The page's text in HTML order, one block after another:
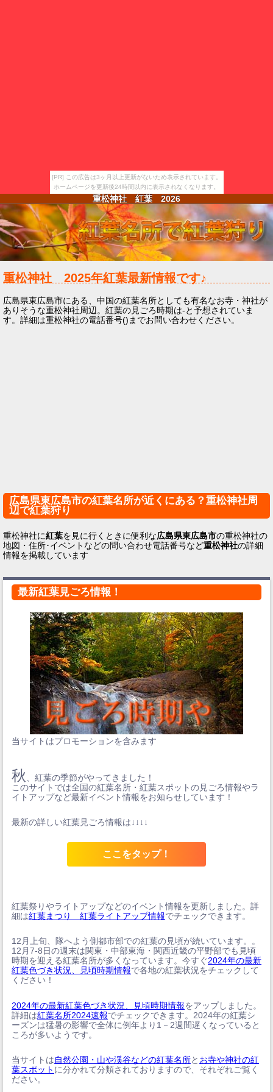
[PR] この広告は3ヶ月以上更新がないため表示されています。
ホームページを更新後24時間以内に表示されなくなります。
重松神社 紅葉 2026
重松神社 2025年紅葉最新情報です♪
広島県東広島市にある、中国の紅葉名所としても有名なお寺・神社が
ありそうな重松神社周辺。紅葉の見ごろ時期は-と予想されていま
す。詳細は重松神社の電話番号()までお問い合わせください。
広島県東広島市の紅葉名所が近くにある？重松神社周
辺で紅葉狩り
重松神社に紅葉を見に行くときに便利な広島県東広島市の重松神社の
地図・住所･イベントなどの問い合わせ電話番号など重松神社の詳細
情報を掲載しています
最新紅葉見ごろ情報！
当サイトはプロモーションを含みます
秋
、紅葉の季節がやってきました！
このサイトでは全国の紅葉名所・紅葉スポットの見ごろ情報やラ
イトアップなど最新イベント情報をお知らせしています！
最新の詳しい紅葉見ごろ情報は↓↓↓↓
ここをタップ！
紅葉祭りやライトアップなどのイベント情報を更新しました。詳
細は紅葉まつり 紅葉ライトアップ情報でチェックできます。
12月上旬、隊へよう側都市部での紅葉の見頃が続いています。。
12月7-8日の週末は関東・中部東海・関西近畿の平野部でも見頃
時期を迎える紅葉名所が多くなっています。今すぐ2024年の最新
紅葉色づき状況、見頃時期情報で各地の紅葉状況をチェックして
ください！
2024年の最新紅葉色づき状況、見頃時期情報をアップしました。
詳細は紅葉名所2024速報でチェックできます。2024年の紅葉シ
ーズンは猛暑の影響で全体に例年より1－2週間遅くなっていると
ころが多いようです。
当サイトは自然公園・山や渓谷などの紅葉名所と お寺や神社の紅
葉スポット に分かれて分類されておりますので、それぞれご覧く
ださい。